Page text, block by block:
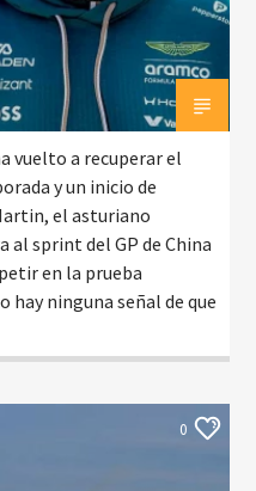
vuelto a recuperar el
y un inicio de
el asturiano
al sprint del GP de China
en la prueba
hay ninguna señal de que
0